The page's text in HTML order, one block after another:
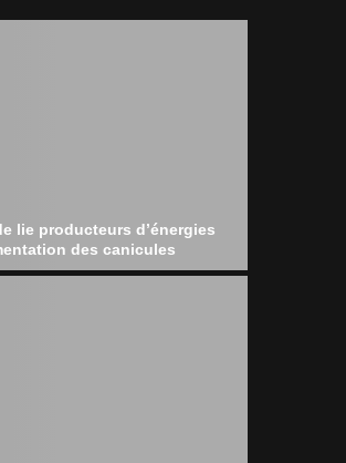
lie producteurs d’énergies
des canicules